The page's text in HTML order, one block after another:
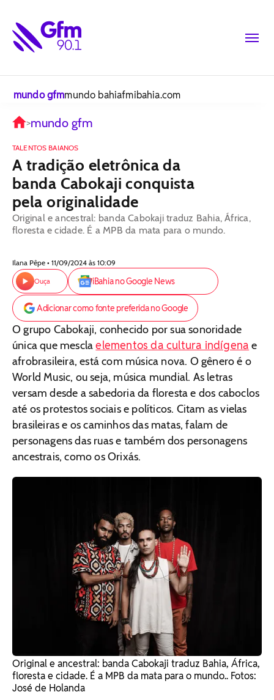
mundo gfmmundo bahiafmibahia.com
>mundo gfm
TALENTOS BAIANOS
A tradição eletrônica da
banda Cabokaji conquista
pela originalidade
Original e ancestral: banda Cabokaji traduz Bahia, África,
floresta e cidade. É a MPB da mata para o mundo.
Ilana Pêpe • 11/09/2024 às 10:09
Ouça iBahia no Google News
Adicionar como fonte preferida no Google
O grupo Cabokaji, conhecido por sua sonoridade
única que mesclaelementos da cultura indígena e
afrobrasileira, está com música nova. O gênero é o
World Music, ou seja, música mundial. As letras
versam desde a sabedoria da floresta e dos caboclos
até os protestos sociais e políticos. Citam as vielas
brasileiras e os caminhos das matas, falam de
personagens das ruas e também dos personagens
ancestrais, como os Orixás.
Original e ancestral: banda Cabokaji traduz Bahia, África,
floresta e cidade. É a MPB da mata para o mundo.. Fotos:
José de Holanda